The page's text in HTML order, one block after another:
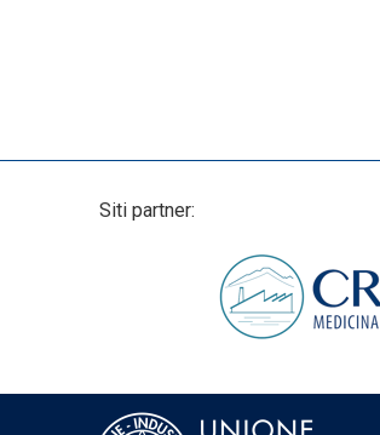
Siti partner: